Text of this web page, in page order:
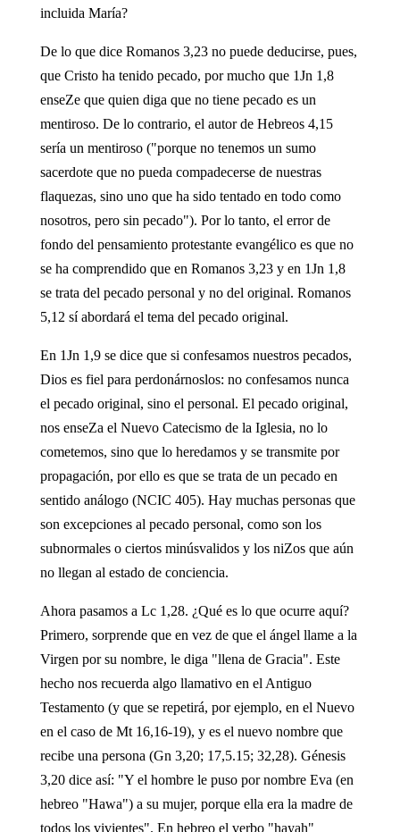
incluida María?
De lo que dice Romanos 3,23 no puede deducirse, pues,
que Cristo ha tenido pecado, por mucho que 1Jn 1,8
enseZe que quien diga que no tiene pecado es un
mentiroso. De lo contrario, el autor de Hebreos 4,15
sería un mentiroso ("porque no tenemos un sumo
sacerdote que no pueda compadecerse de nuestras
flaquezas, sino uno que ha sido tentado en todo como
nosotros, pero sin pecado"). Por lo tanto, el error de
fondo del pensamiento protestante evangélico es que no
se ha comprendido que en Romanos 3,23 y en 1Jn 1,8
se trata del pecado personal y no del original. Romanos
5,12 sí abordará el tema del pecado original.
En 1Jn 1,9 se dice que si confesamos nuestros pecados,
Dios es fiel para perdonárnoslos: no confesamos nunca
el pecado original, sino el personal. El pecado original,
nos enseZa el Nuevo Catecismo de la Iglesia, no lo
cometemos, sino que lo heredamos y se transmite por
propagación, por ello es que se trata de un pecado en
sentido análogo (NCIC 405). Hay muchas personas que
son excepciones al pecado personal, como son los
subnormales o ciertos minúsvalidos y los niZos que aún
no llegan al estado de conciencia.
Ahora pasamos a Lc 1,28. ¿Qué es lo que ocurre aquí?
Primero, sorprende que en vez de que el ángel llame a la
Virgen por su nombre, le diga "llena de Gracia". Este
hecho nos recuerda algo llamativo en el Antiguo
Testamento (y que se repetirá, por ejemplo, en el Nuevo
en el caso de Mt 16,16-19), y es el nuevo nombre que
recibe una persona (Gn 3,20; 17,5.15; 32,28). Génesis
3,20 dice así: "Y el hombre le puso por nombre Eva (en
hebreo "Hawa") a su mujer, porque ella era la madre de
todos los vivientes". En hebreo el verbo "hayah"